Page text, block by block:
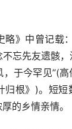
》中曾记载：
忘先友遗骸
于今罕见”(
归根》)。短短
的乡情亲情。